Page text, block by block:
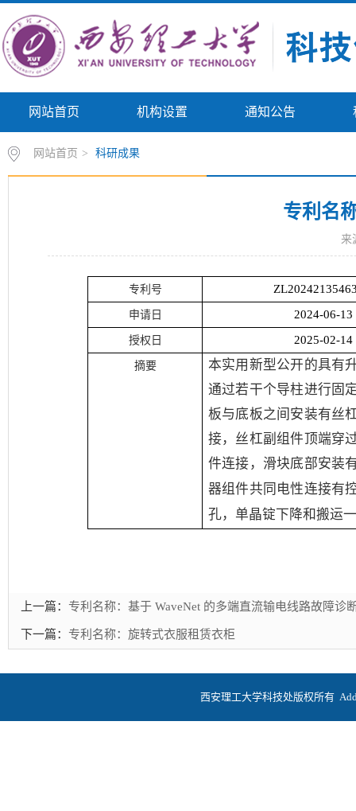
网站首页 机构设置 通知公告
网站首页 > 科研成果
专利名
来
专利号
申请日 2024-06-13
授权日 2025-02-14
摘要
本实用新型公开的具有
通过若干个导柱进行固
板与底板之间安装有丝
接，丝杠副组件顶端穿
件连接，滑块底部安装
器组件共同电性连接有
孔，单晶锭下降和搬运
上一篇： 专利名称：基于 WaveNet 的多端直流输电线路故障诊
下一篇： 专利名称：旋转式衣服租赁衣柜
西安理工大学科技处版权所有